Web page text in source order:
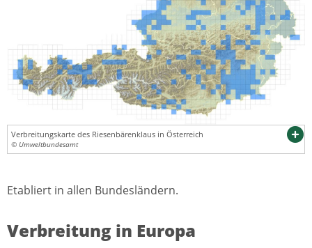
Verbreitungskarte des Riesenbärenklaus in Österreich
© Umweltbundesamt
Etabliert in allen Bundesländern.
Verbreitung in Europa